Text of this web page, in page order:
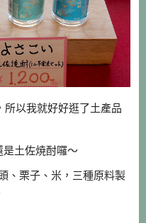
所以我就好好逛了土產品
是土佐焼酎囉～
、栗子、米，三種原料製